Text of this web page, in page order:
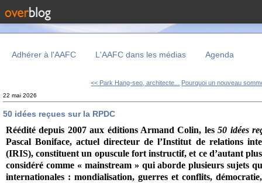
Adhérer à l'AAFC L'AAFC dans les médias Agenda
<< Park Hang-seo, architecte... Pourquoi un nouveau
22 mai 2026
50 idées reçues sur la RPDC
Réédité depuis 2007 aux éditions Armand Colin, les50 idées
Pascal Boniface, actuel directeur de l’Institut de relations
(IRIS), constituent un opuscule fort instructif, et ce d’autant
considéré comme « mainstream » qui aborde plusieurs sujets
internationales : mondialisation, guerres et conflits,